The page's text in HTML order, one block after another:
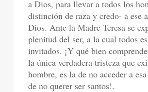
a Dios, para llevar a todos los
distinción de raza y credo- a ese
Dios. Ante la Madre Teresa se
plenitud del ser, a la cual todos
invitados. ¡Y qué bien
la única verdadera tristeza que
hombre, es la de no acceder a
de no querer ser santos!.